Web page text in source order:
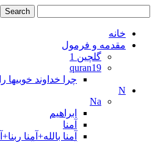
خانه
مقدمه و فرمول
گلچین 1
quran19
چرا خداوند خوبیها
N
Na
ابراهیم
آمنا
آمنا بالله+آمنا